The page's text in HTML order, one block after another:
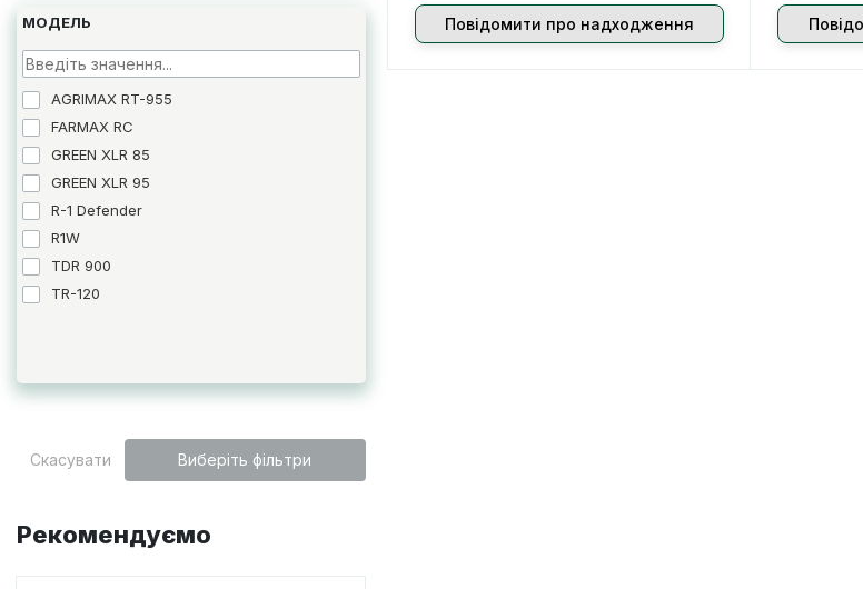
МОДЕЛЬ
AGRIMAX RT-955
FARMAX RC
GREEN XLR 85
GREEN XLR 95
R-1 Defender
R1W
TDR 900
TR-120
Скасувати Виберіть фільтри
Рекомендуємо
Повідомити про надходження